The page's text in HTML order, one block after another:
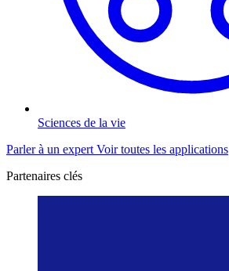
Sciences de la vie
Parler à un expert Voir toutes les applications
Partenaires clés